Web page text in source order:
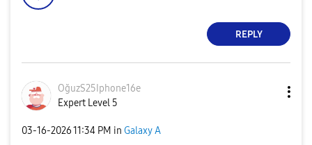
REPLY
OğuzS25Iphone16e
Expert Level 5
‎03-16-202611:34 PM in Galaxy A